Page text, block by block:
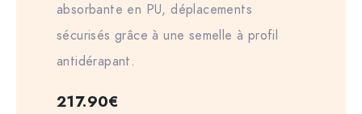
absorbante en PU, déplacements
sécurisés grâce à une semelle à profil
antidérapant.
217.90€